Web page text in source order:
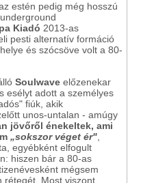
estén pedig még hosszú
Kiadó 2013-as
pesti alternatív formáció
és szócsöve volt a 80-
Soulwave előzenekar
esélyt adott a személyes
fiúk, akik
unos-untalan - amúgy
jövőről énekeltek, ami
„sokszor véget ér"
egyébként elfogult
hiszen bár a 80-as
mégsem
Most viszont,